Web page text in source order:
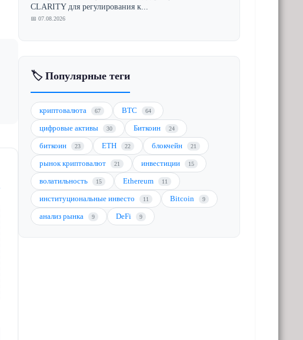
CLARITY для регулирования к...
📅 07.08.2026
🏷️ Популярные теги
криптовалюта 67 BTC 64
цифровые активы 30 Биткоин 24
биткоин 23 ETH 22 блокчейн 21
рынок криптовалют 21 инвестиции 15
волатильность 15 Ethereum 11
институциональные инвесто 11 Bitcoin 9
анализ рынка 9 DeFi 9